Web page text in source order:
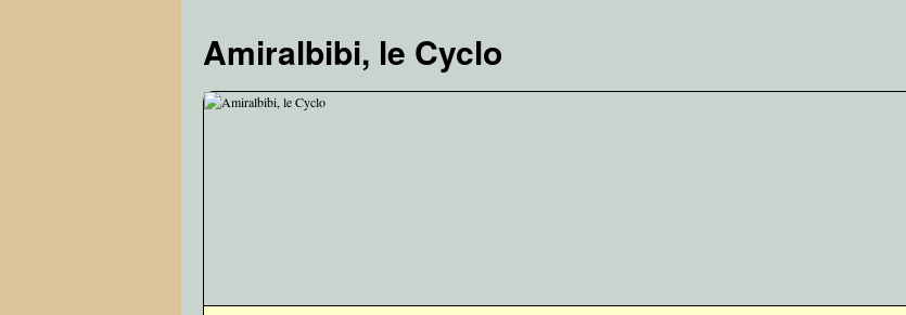
contenu
Amiralbibi, le Cyclo